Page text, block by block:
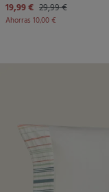
19,99 € 29,99 €
Ahorras 10,00 €